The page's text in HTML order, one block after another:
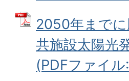
2050年まで
共施設太陽光
(PDFファイル